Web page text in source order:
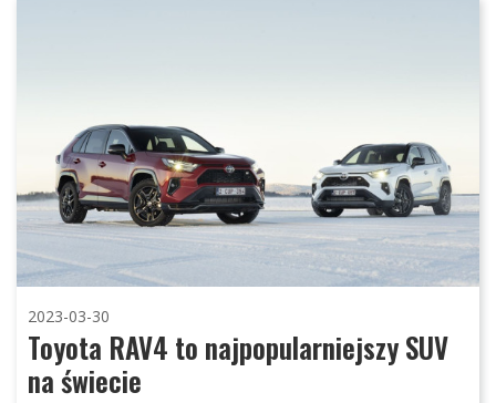
2023-03-30
Toyota RAV4 to najpopularniejszy SUV
na świecie